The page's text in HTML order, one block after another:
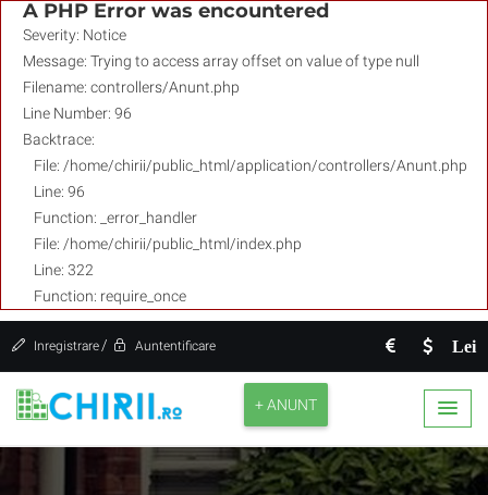
A PHP Error was encountered
Severity: Notice
Message: Trying to access array offset on value of type null
Filename: controllers/Anunt.php
Line Number: 96
Backtrace:
File: /home/chirii/public_html/application/controllers/Anunt.php
Line: 96
Function: _error_handler
File: /home/chirii/public_html/index.php
Line: 322
Function: require_once
Lei
Inregistrare / Auntentificare
+ ANUNT